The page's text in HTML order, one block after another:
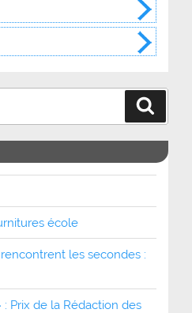
école
les secondes :
Prix de la Rédaction des